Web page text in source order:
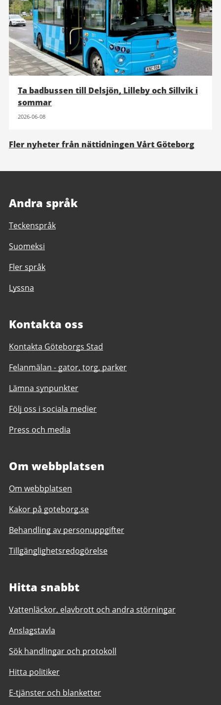
Ta badbussen till Delsjön, Lilleby och Sillvik i
sommar
2026-06-08
Fler nyheter från nättidningen Vårt Göteborg
Andra språk
Teckenspråk
Suomeksi
Fler språk
Lyssna
Kontakta oss
Kontakta Göteborgs Stad
Felanmälan - gator, torg, parker
Lämna synpunkter
Följ oss i sociala medier
Press och media
Om webbplatsen
Om webbplatsen
Kakor på goteborg.se
Behandling av personuppgifter
Tillgänglighetsredogörelse
Hitta snabbt
Vattenläckor, elavbrott och andra störningar
Anslagstavla
Sök handlingar och protokoll
Hitta politiker
E-tjänster och blanketter